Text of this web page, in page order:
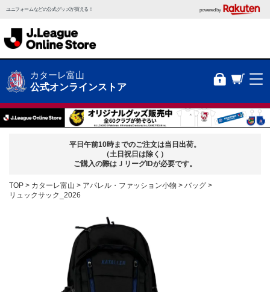
ユニフォームなどの公式グッズが買える！ powered by
カターレ富山
公式オンラインストア
平日午前10時までのご注文は当日出荷。
（土日祝日は除く）
ご購入の際はＪリーグIDが必要です。
TOP カターレ富山 アパレル・ファッション小物
バッグ
リュックサック_2026